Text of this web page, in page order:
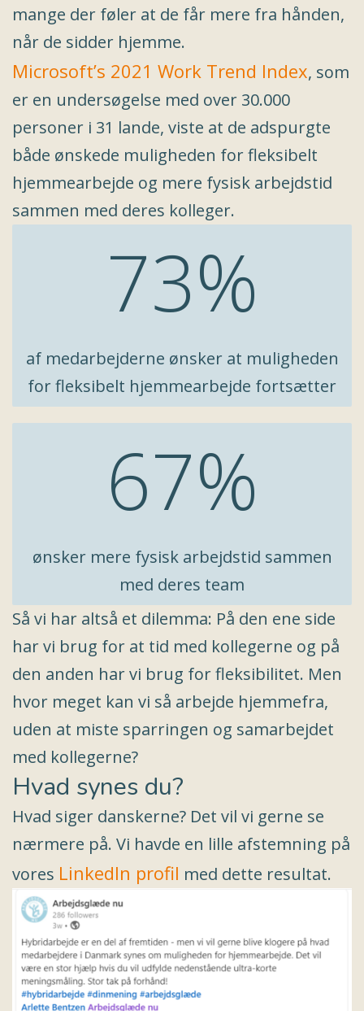
mange der føler at de får mere fra hånden,
når de sidder hjemme.
Microsoft’s 2021 Work Trend Index, som
er en undersøgelse med over 30.000
personer i 31 lande, viste at de adspurgte
både ønskede muligheden for fleksibelt
hjemmearbejde og mere fysisk arbejdstid
sammen med deres kolleger.
73%
af medarbejderne ønsker at muligheden
for fleksibelt hjemmearbejde fortsætter
67%
ønsker mere fysisk arbejdstid sammen
med deres team
Så vi har altså et dilemma: På den ene side
har vi brug for at tid med kollegerne og på
den anden har vi brug for fleksibilitet. Men
hvor meget kan vi så arbejde hjemmefra,
uden at miste sparringen og samarbejdet
med kollegerne?
Hvad synes du?
Hvad siger danskerne? Det vil vi gerne se
nærmere på. Vi havde en lille afstemning på
vores LinkedIn profil med dette resultat.